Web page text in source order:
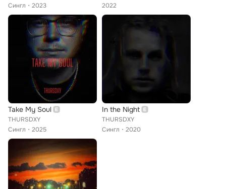
Сингл
2023
2022
Take My Soul
THURSDXY
Сингл
2025
In the Night
THURSDXY
Сингл
2020